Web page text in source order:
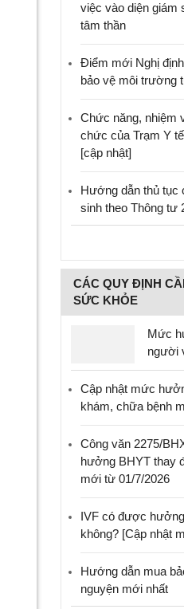
việc vào diện giám
tâm thần
Điểm mới Nghị
bảo vệ môi trường
Chức năng, nhiệm
chức của Trạm Y
[cập nhật]
Hướng dẫn thủ tục
sinh theo Thông tư
CÁC QUY ĐỊNH
SỨC KHỎE
Mức
người
Cập nhật mức
khám, chữa bệnh
Công văn 2275/
hưởng BHYT thay
mới từ 01/7/2026
IVF có được
không? [Cập nhật
Hướng dẫn mua
nguyện mới nhất